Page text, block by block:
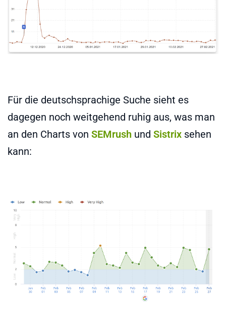
Für die deutschsprachige Suche sieht es
dagegen noch weitgehend ruhig aus, was man
an den Charts von SEMrush und Sistrix sehen
kann: